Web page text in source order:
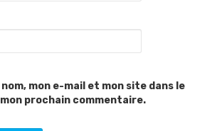
mon e-mail et mon site dans le
prochain commentaire.